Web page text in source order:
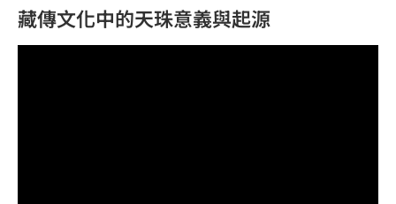
藏傳文化中的天珠意義與起源